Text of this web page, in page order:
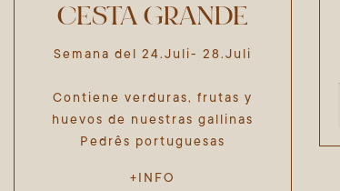
CESTA GRANDE
Semana del 24.Juli- 28.Juli
Contiene verduras, frutas y
huevos de nuestras gallinas
Pedrês portuguesas
+INFO